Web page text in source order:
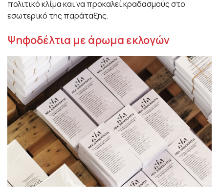
πολιτικό κλίμα και να προκαλεί κραδασμούς στο
εσωτερικό της παράταξης.
Ψηφοδέλτια με άρωμα εκλογών